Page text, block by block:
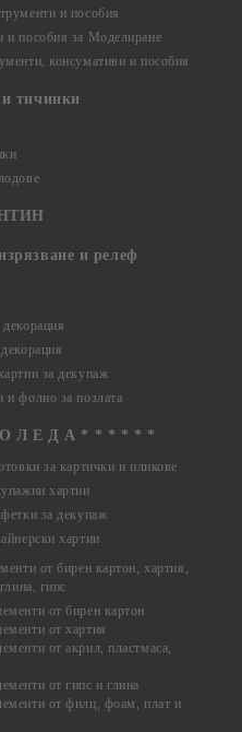
и пособия
и пособия за Моделиране
консумативи и пособия
тичинки
и релеф
за декупаж
и фолио за позлата
Л Е Д А * * * * * *
за картички и пликове
хартии
за декупаж
хартии
от бирен картон, хартия,
гипс
от бирен картон
от хартия
от акрил, пластмаса,
от гипс и глина
от филц, фоам, плат и